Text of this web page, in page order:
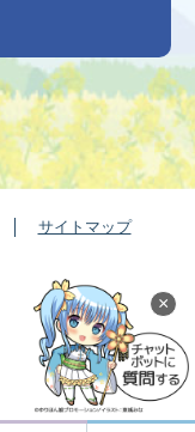
×
サイトマップ